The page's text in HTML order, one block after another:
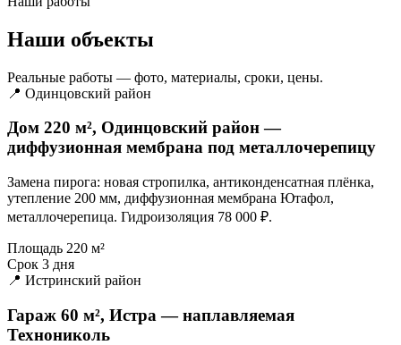
Наши объекты
Реальные работы — фото, материалы, сроки, цены.
📍 Одинцовский район
Дом 220 м², Одинцовский район —
диффузионная мембрана под металлочерепицу
Замена пирога: новая стропилка, антиконденсатная плёнка,
утепление 200 мм, диффузионная мембрана Ютафол,
металлочерепица. Гидроизоляция 78 000 ₽.
Площадь 220 м²
Срок 3 дня
📍 Истринский район
Гараж 60 м², Истра — наплавляемая
Технониколь